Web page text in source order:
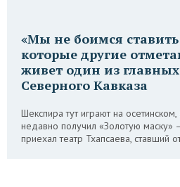
«Мы не боимся
которые другие
живет один из главных
Северного Кавказа
Шекспира тут играют на
недавно получил «Золотую маску»
приехал театр Тхапсаева, ставший